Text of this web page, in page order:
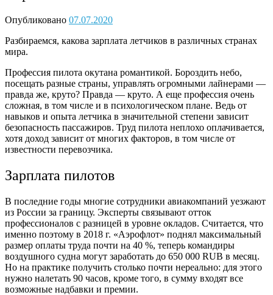
Опубликовано 07.07.2020
Разбираемся, какова зарплата летчиков в различных странах
мира.
Профессия пилота окутана романтикой. Бороздить небо,
посещать разные страны, управлять огромными лайнерами —
правда же, круто? Правда — круто. А еще профессия очень
сложная, в том числе и в психологическом плане. Ведь от
навыков и опыта летчика в значительной степени зависит
безопасность пассажиров. Труд пилота неплохо оплачивается,
хотя доход зависит от многих факторов, в том числе от
известности перевозчика.
Зарплата пилотов
В последние годы многие сотрудники авиакомпаний уезжают
из России за границу. Эксперты связывают отток
профессионалов с разницей в уровне окладов. Считается, что
именно поэтому в 2018 г. «Аэрофлот» поднял максимальный
размер оплаты труда почти на 40 %, теперь командиры
воздушного судна могут заработать до 650 000 RUB в месяц.
Но на практике получить столько почти нереально: для этого
нужно налетать 90 часов, кроме того, в сумму входят все
возможные надбавки и премии.